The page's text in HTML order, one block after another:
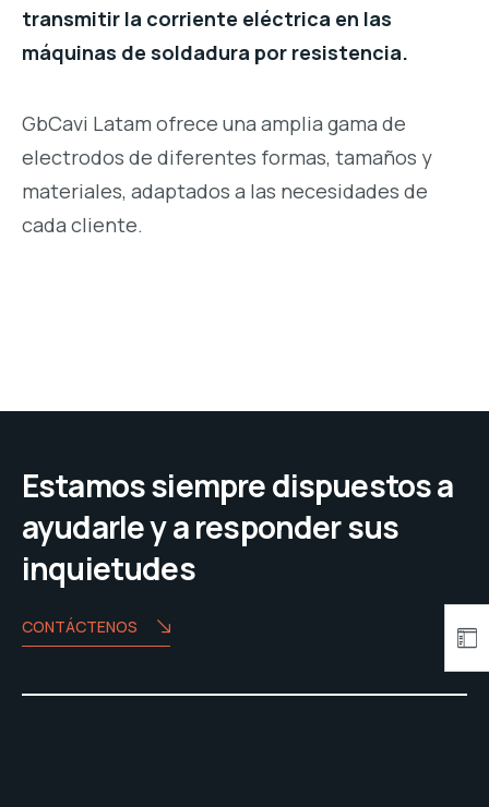
transmitir la corriente eléctrica en las
máquinas de soldadura por resistencia.
GbCavi Latam ofrece una amplia gama de
electrodos de diferentes formas, tamaños y
materiales, adaptados a las necesidades de
cada cliente.
Estamos siempre dispuestos a
ayudarle y a responder sus
inquietudes
CONTÁCTENOS